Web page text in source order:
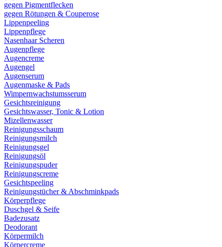
gegen Pigmentflecken
gegen Rötungen & Couperose
Lippenpeeling
Lippenpflege
Nasenhaar Scheren
Augenpflege
Augencreme
Augengel
Augenserum
Augenmaske & Pads
Wimpernwachstumsserum
Gesichtsreinigung
Gesichtswasser, Tonic & Lotion
Mizellenwasser
Reinigungsschaum
Reinigungsmilch
Reinigungsgel
Reinigungsöl
Reinigungspuder
Reinigungscreme
Gesichtspeeling
Reinigungstücher & Abschminkpads
Körperpflege
Duschgel & Seife
Badezusatz
Deodorant
Körpermilch
Körpercreme